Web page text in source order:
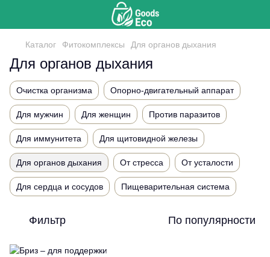
Каталог Фитокомплексы Для органов дыхания
Для органов дыхания
Очистка организма Опорно-двигательный аппарат
Для мужчин Для женщин Против паразитов
Для иммунитета Для щитовидной железы
Для органов дыхания От стресса От усталости
Для сердца и сосудов Пищеварительная система
Фильтр По популярности